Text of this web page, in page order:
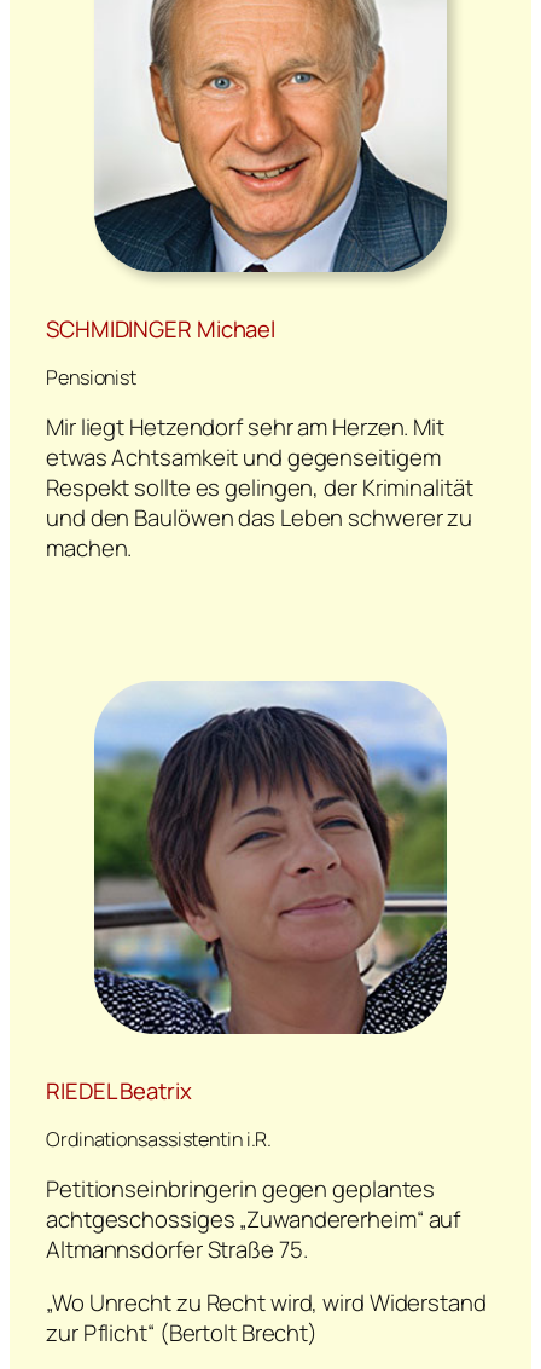
SCHMIDINGER Michael
Pensionist
Mir liegt Hetzendorf sehr am Herzen. Mit
etwas Achtsamkeit und gegenseitigem
Respekt sollte es gelingen, der Kriminalität
und den Baulöwen das Leben schwerer zu
machen.
RIEDEL Beatrix
Ordinationsassistentin i.R.
Petitionseinbringerin gegen geplantes
achtgeschossiges „Zuwandererheim“ auf
Altmannsdorfer Straße 75.
„Wo Unrecht zu Recht wird, wird Widerstand
zur Pflicht“ (Bertolt Brecht)